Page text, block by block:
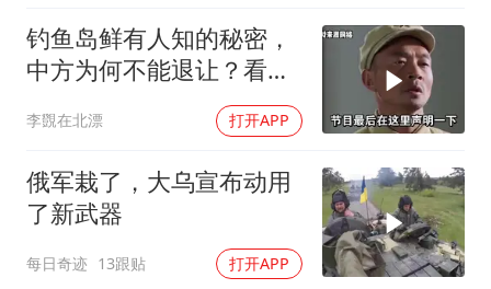
习近平心系体育强国建设
钓鱼岛鲜有人知的秘密，
中方为何不能退让？看完
李覴在北漂 打开APP
俄军栽了，大乌宣布动用
了新武器
每日奇迹 13跟贴 打开APP